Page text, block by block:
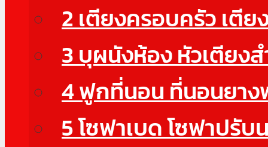
2 เตียงครอบครัว เตี
3 บุผนังห้อง หัวเตียง
4 ฟูกที่นอน ที่นอนยาง
5 โซฟาเบด โซฟาปรับ